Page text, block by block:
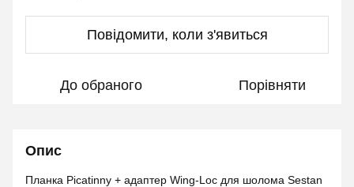
Повідомити, коли з'явиться
До обраного Порівняти
Опис
Планка Picatinny + адаптер Wing-Loc для шолома Sestan